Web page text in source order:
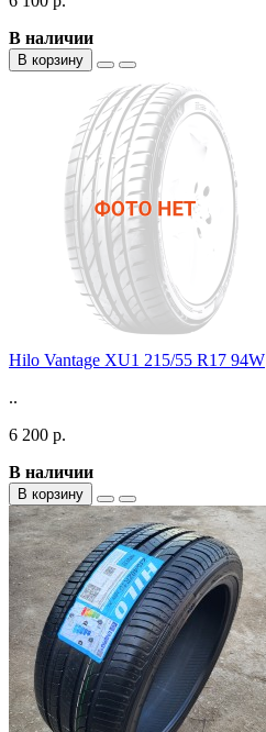
В наличии
В корзину
Hilo Vantage XU1 215/55 R17 94W
..
6 200 р.
В наличии
В корзину